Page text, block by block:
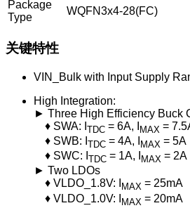
Package
Type
WQFN3x4-28(FC)
关键特性
VIN_Bulk with Input Supply
High Integration:
► Three High Efficiency Buck
♦ SWA: I TDC = 6A, I MAX =
♦ SWB: I TDC = 4A, I MAX = 5A
♦ SWC: I TDC = 1A, I MAX = 2A
► Two LDOs
♦ VLDO_1.8V: I
MAX = 25mA
♦ VLDO_1.0V: I
MAX = 20mA